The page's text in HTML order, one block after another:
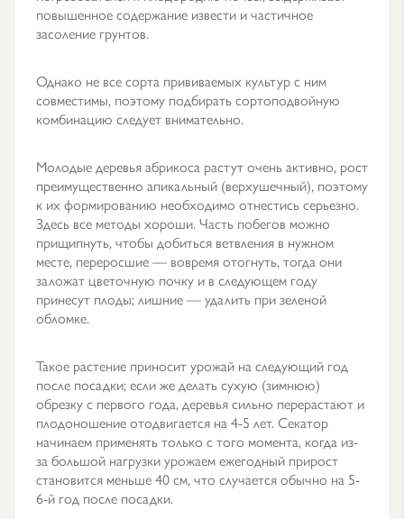
повышенное содержание извести и частичное
засоление грунтов.
Однако не все сорта прививаемых культур с ним
совместимы, поэтому подбирать сортоподвойную
комбинацию следует внимательно.
Молодые деревья абрикоса растут очень активно, рост
преимущественно апикальный (верхушечный), поэтому
к их формированию необходимо отнестись серьезно.
Здесь все методы хороши. Часть побегов можно
прищипнуть, чтобы добиться ветвления в нужном
месте, переросшие — вовремя отогнуть, тогда они
заложат цветочную почку и в следующем году
принесут плоды; лишние — удалить при зеленой
обломке.
Такое растение приносит урожай на следующий год
после посадки; если же делать сухую (зимнюю)
обрезку с первого года, деревья сильно перерастают и
плодоношение отодвигается на 4-5 лет. Секатор
начинаем применять только с того момента, когда из-
за большой нагрузки урожаем ежегодный прирост
становится меньше 40 см, что случается обычно на 5-
6-й год после посадки.